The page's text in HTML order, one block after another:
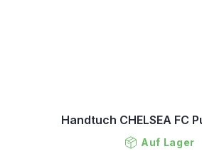
Handtuch CHELSEA FC
Auf Lager